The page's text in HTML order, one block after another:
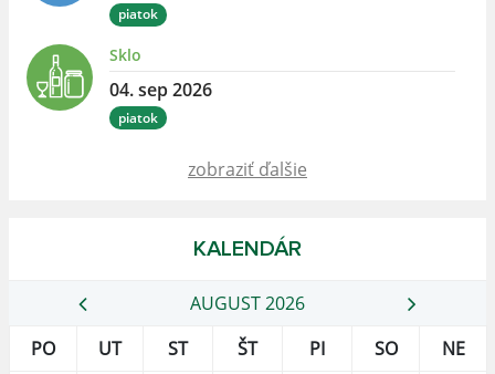
piatok
Sklo
04. sep 2026
piatok
zobraziť ďalšie
KALENDÁR
AUGUST 2026
PO
UT ST ŠT PI SO
NE